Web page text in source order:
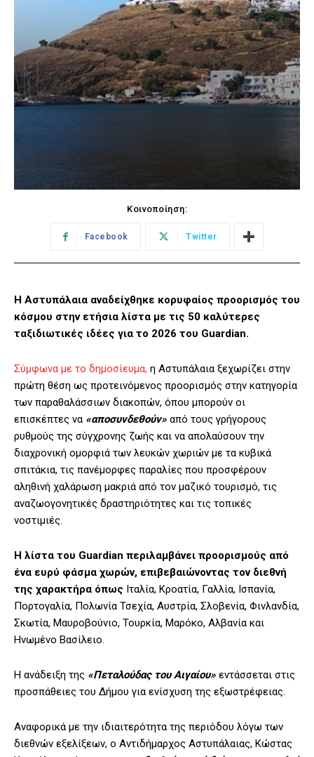
Κοινοποίηση:
Facebook Twitter
Η Αστυπάλαια αναδείχθηκε κορυφαίος προορισμός του
κόσμου στην ετήσια λίστα με τις 50 καλύτερες
ταξιδιωτικές ιδέες για το 2026 του Guardian.
Σύμφωνα με το δημοσίευμα, η Αστυπάλαια ξεχωρίζει στην
πρώτη θέση ως προτεινόμενος προορισμός στην κατηγορία
των παραθαλάσσιων διακοπών, όπου μπορούν οι
επισκέπτες να «αποσυνδεθούν» από τους γρήγορους
ρυθμούς της σύγχρονης ζωής και να απολαύσουν την
διαχρονική ομορφιά των λευκών χωριών με τα κυβικά
σπιτάκια, τις πανέμορφες παραλίες που προσφέρουν
αληθινή χαλάρωση μακριά από τον μαζικό τουρισμό, τις
αναζωογονητικές δραστηριότητες και τις τοπικές
νοστιμιές.
Η λίστα του Guardian περιλαμβάνει προορισμούς από
ένα ευρύ φάσμα χωρών, επιβεβαιώνοντας τον διεθνή
της χαρακτήρα όπως Ιταλία, Κροατία, Γαλλία, Ισπανία,
Πορτογαλία, Πολωνία Τσεχία, Αυστρία, Σλοβενία, Φινλανδία,
Σκωτία, Μαυροβούνιο, Τουρκία, Μαρόκο, Αλβανία και
Ηνωμένο Βασίλειο.
Η ανάδειξη της «Πεταλούδας του Αιγαίου» εντάσσεται στις
προσπάθειες του Δήμου για ενίσχυση της εξωστρέφειας.
Αναφορικά με την ιδιαιτερότητα της περιόδου λόγω των
διεθνών εξελίξεων, ο Αντιδήμαρχος Αστυπάλαιας, Κώστας